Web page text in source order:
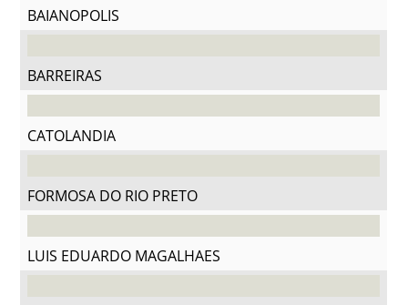
BAIANOPOLIS
BARREIRAS
CATOLANDIA
FORMOSA DO RIO PRETO
LUIS EDUARDO MAGALHAES